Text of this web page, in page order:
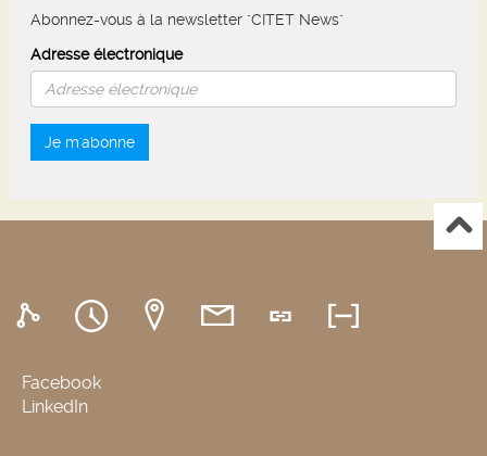
Abonnez-vous à la newsletter "CITET News"
Adresse électronique
Je m'abonne
Facebook
LinkedIn